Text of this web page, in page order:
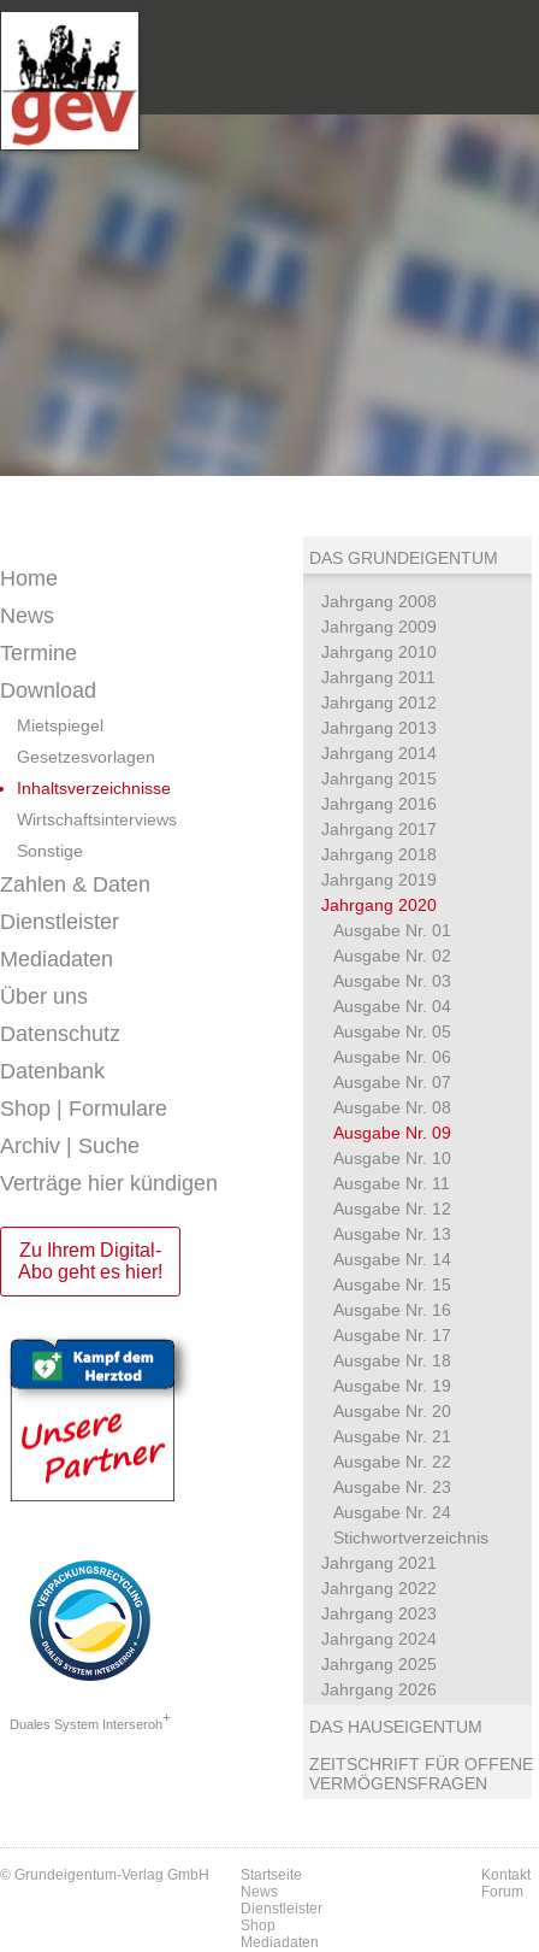
Home
News
Termine
Download
Mietspiegel
Gesetzesvorlagen
Inhaltsverzeichnisse
Wirtschaftsinterviews
Sonstige
Zahlen & Daten
Dienstleister
Mediadaten
Über uns
Datenschutz
Datenbank
Shop | Formulare
Archiv | Suche
Verträge hier kündigen
Zu Ihrem Digital-
Abo geht es hier!
Duales System Interseroh+
DAS GRUNDEIGENTUM
Jahrgang 2008
Jahrgang 2009
Jahrgang 2010
Jahrgang 2011
Jahrgang 2012
Jahrgang 2013
Jahrgang 2014
Jahrgang 2015
Jahrgang 2016
Jahrgang 2017
Jahrgang 2018
Jahrgang 2019
Jahrgang 2020
Ausgabe Nr. 01
Ausgabe Nr. 02
Ausgabe Nr. 03
Ausgabe Nr. 04
Ausgabe Nr. 05
Ausgabe Nr. 06
Ausgabe Nr. 07
Ausgabe Nr. 08
Ausgabe Nr. 09
Ausgabe Nr. 10
Ausgabe Nr. 11
Ausgabe Nr. 12
Ausgabe Nr. 13
Ausgabe Nr. 14
Ausgabe Nr. 15
Ausgabe Nr. 16
Ausgabe Nr. 17
Ausgabe Nr. 18
Ausgabe Nr. 19
Ausgabe Nr. 20
Ausgabe Nr. 21
Ausgabe Nr. 22
Ausgabe Nr. 23
Ausgabe Nr. 24
Stichwortverzeichnis
Jahrgang 2021
Jahrgang 2022
Jahrgang 2023
Jahrgang 2024
Jahrgang 2025
Jahrgang 2026
DAS HAUSEIGENTUM
ZEITSCHRIFT FÜR OFFENE
VERMÖGENSFRAGEN
© Grundeigentum-Verlag GmbH
Startseite
News
Dienstleister
Shop
Mediadaten
Kontakt
Forum